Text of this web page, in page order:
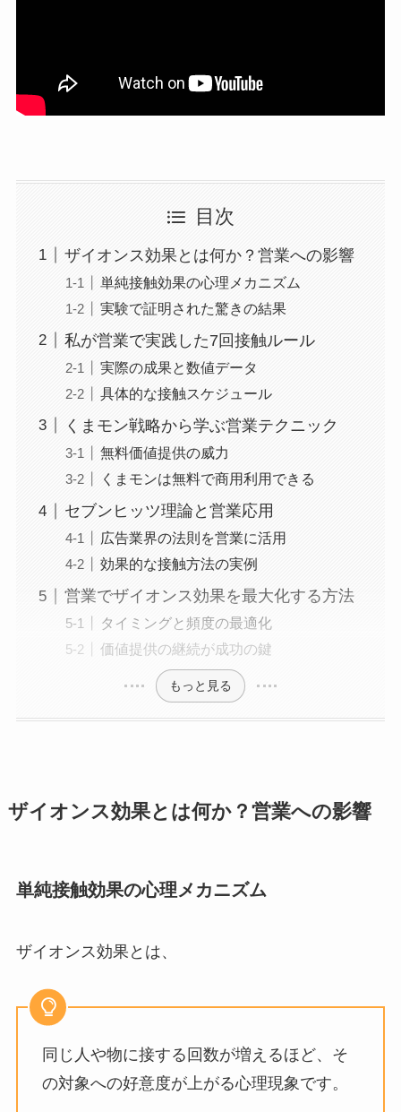
目次
ザイオンス効果とは何か？営業への影響
単純接触効果の心理メカニズム
実験で証明された驚きの結果
私が営業で実践した7回接触ルール
実際の成果と数値データ
具体的な接触スケジュール
くまモン戦略から学ぶ営業テクニック
無料価値提供の威力
くまモンは無料で商用利用できる
セブンヒッツ理論と営業応用
広告業界の法則を営業に活用
効果的な接触方法の実例
営業でザイオンス効果を最大化する方法
タイミングと頻度の最適化
価値提供の継続が成功の鍵
もっと見る
ザイオンス効果とは何か？営業への影響
単純接触効果の心理メカニズム
ザイオンス効果とは、
同じ人や物に接する回数が増えるほど、そ
の対象への好意度が上がる心理現象です。